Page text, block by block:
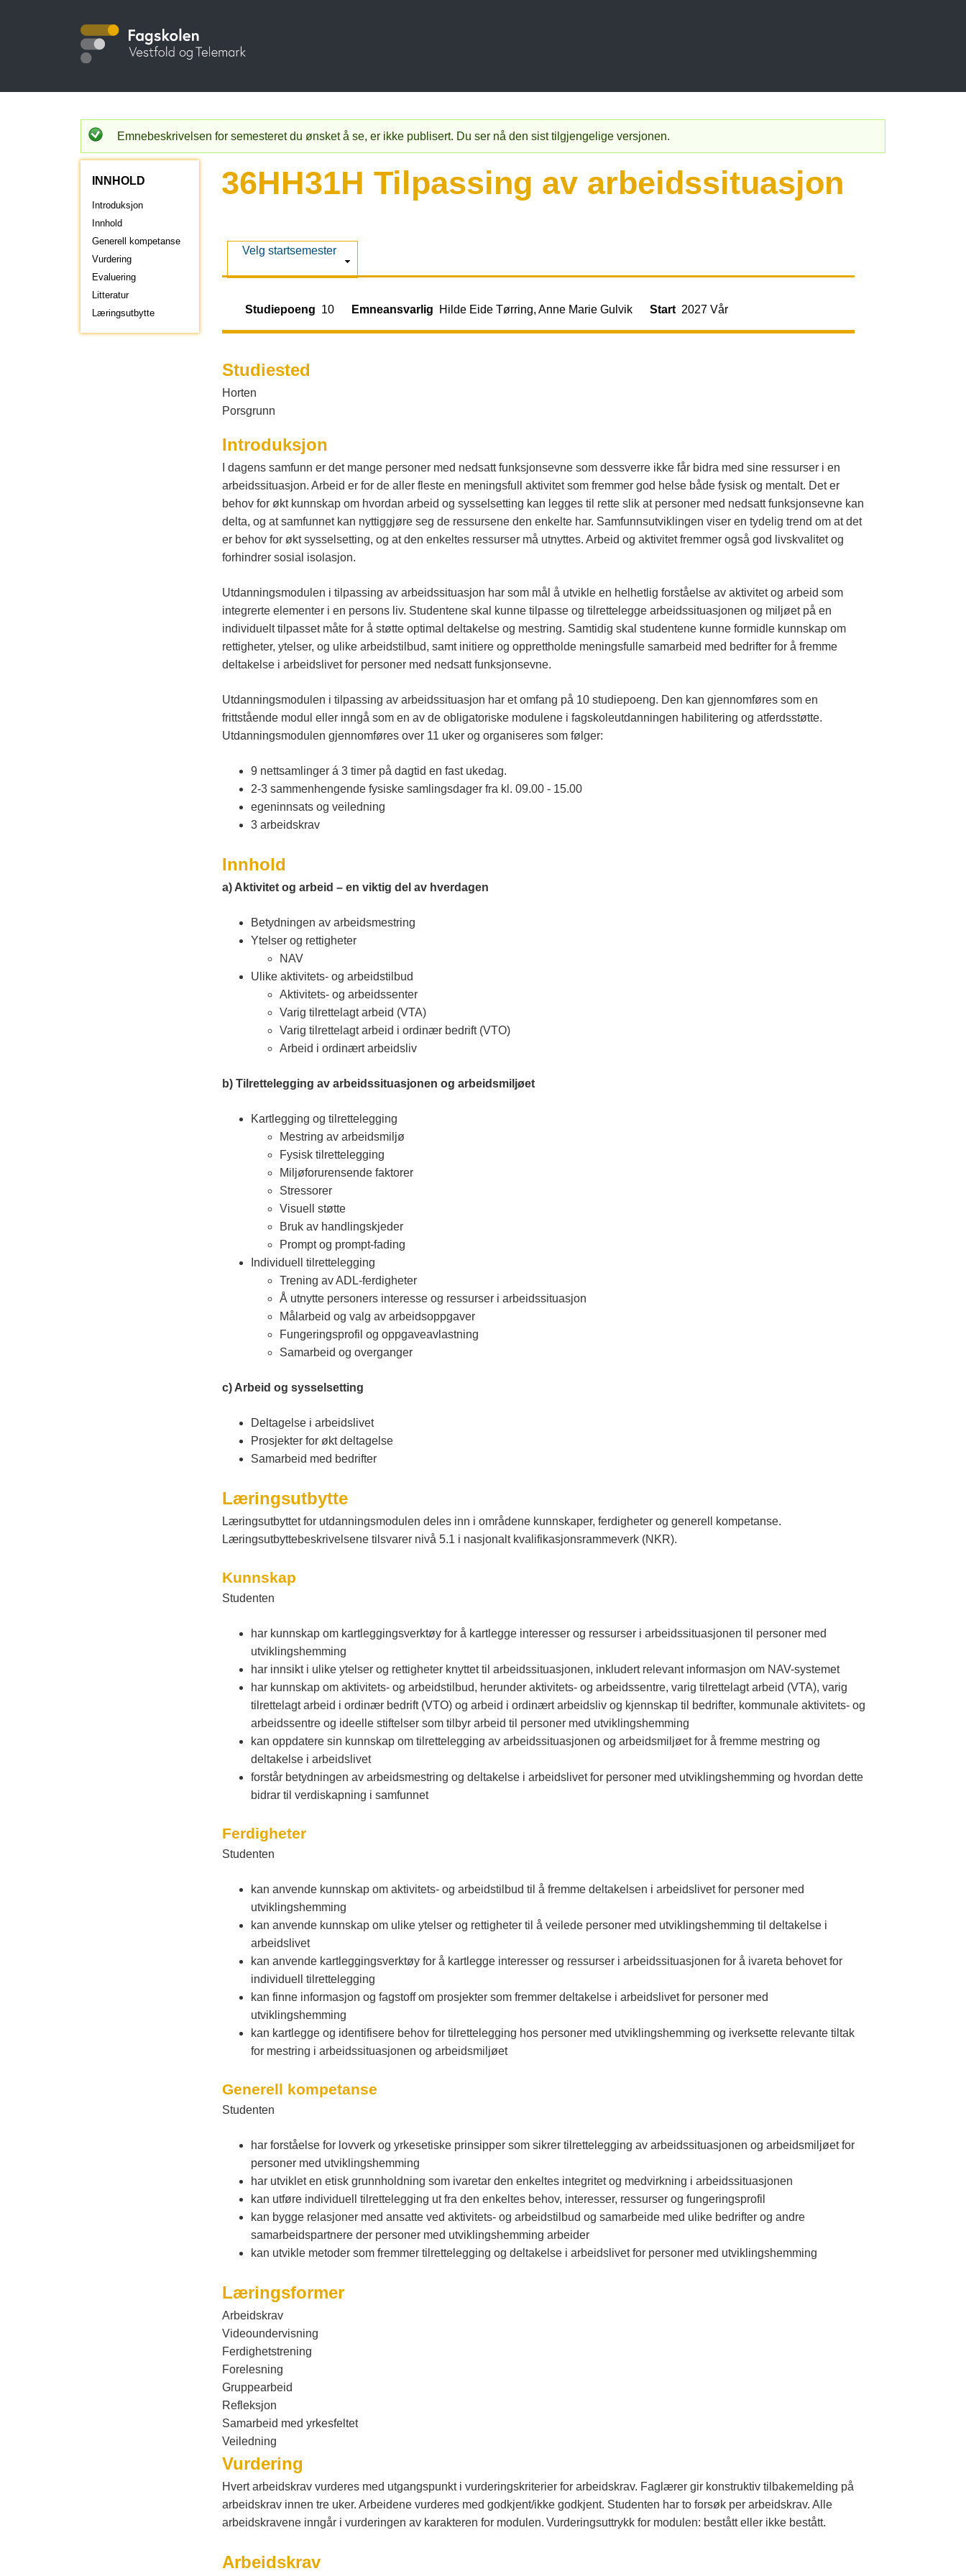
S
t
u
d
e
k
a
S
t
a
t
u
s
m
l
Emnebeskrivelsen for semesteret du ønsket å se, er ikke publisert. Du ser nå den sist tilgjengelige versjonen.
36HH31H Tilpassing av arbeidssituasjon
V
Velg startsemester
INNHOLD
Introduksjon
Innhold
Generell kompetanse
Vurdering
Evaluering
Litteratur
Læringsutbytte
Studiepoeng 10 Emneansvarlig Hilde Eide Tørring, Anne Marie Gulvik Start 2027 Vår
Studiested
Horten
Porsgrunn
Introduksjon
I dagens samfunn er det mange personer med nedsatt funksjonsevne som dessverre ikke får bidra med sine ressurser i en
arbeidssituasjon. Arbeid er for de aller fleste en meningsfull aktivitet som fremmer god helse både fysisk og mentalt. Det er
behov for økt kunnskap om hvordan arbeid og sysselsetting kan legges til rette slik at personer med nedsatt funksjonsevne kan
delta, og at samfunnet kan nyttiggjøre seg de ressursene den enkelte har. Samfunnsutviklingen viser en tydelig trend om at det
er behov for økt sysselsetting, og at den enkeltes ressurser må utnyttes. Arbeid og aktivitet fremmer også god livskvalitet og
forhindrer sosial isolasjon.
Utdanningsmodulen i tilpassing av arbeidssituasjon har som mål å utvikle en helhetlig forståelse av aktivitet og arbeid som
integrerte elementer i en persons liv. Studentene skal kunne tilpasse og tilrettelegge arbeidssituasjonen og miljøet på en
individuelt tilpasset måte for å støtte optimal deltakelse og mestring. Samtidig skal studentene kunne formidle kunnskap om
rettigheter, ytelser, og ulike arbeidstilbud, samt initiere og opprettholde meningsfulle samarbeid med bedrifter for å fremme
deltakelse i arbeidslivet for personer med nedsatt funksjonsevne.
Utdanningsmodulen i tilpassing av arbeidssituasjon har et omfang på 10 studiepoeng. Den kan gjennomføres som en
frittstående modul eller inngå som en av de obligatoriske modulene i fagskoleutdanningen habilitering og atferdsstøtte.
Utdanningsmodulen gjennomføres over 11 uker og organiseres som følger:
9 nettsamlinger á 3 timer på dagtid en fast ukedag.
2-3 sammenhengende fysiske samlingsdager fra kl. 09.00 - 15.00
egeninnsats og veiledning
3 arbeidskrav
Innhold
a) Aktivitet og arbeid – en viktig del av hverdagen
Betydningen av arbeidsmestring
Ytelser og rettigheter
NAV
Ulike aktivitets- og arbeidstilbud
Aktivitets- og arbeidssenter
Varig tilrettelagt arbeid (VTA)
Varig tilrettelagt arbeid i ordinær bedrift (VTO)
Arbeid i ordinært arbeidsliv
b) Tilrettelegging av arbeidssituasjonen og arbeidsmiljøet
Kartlegging og tilrettelegging
Mestring av arbeidsmiljø
Fysisk tilrettelegging
Miljøforurensende faktorer
Stressorer
Visuell støtte
Bruk av handlingskjeder
Prompt og prompt-fading
Individuell tilrettelegging
Trening av ADL-ferdigheter
Å utnytte personers interesse og ressurser i arbeidssituasjon
Målarbeid og valg av arbeidsoppgaver
Fungeringsprofil og oppgaveavlastning
Samarbeid og overganger
c) Arbeid og sysselsetting
Deltagelse i arbeidslivet
Prosjekter for økt deltagelse
Samarbeid med bedrifter
Læringsutbytte
Læringsutbyttet for utdanningsmodulen deles inn i områdene kunnskaper, ferdigheter og generell kompetanse.
Læringsutbyttebeskrivelsene tilsvarer nivå 5.1 i nasjonalt kvalifikasjonsrammeverk (NKR).
Kunnskap
Studenten
har kunnskap om kartleggingsverktøy for å kartlegge interesser og ressurser i arbeidssituasjonen til personer med
utviklingshemming
har innsikt i ulike ytelser og rettigheter knyttet til arbeidssituasjonen, inkludert relevant informasjon om NAV-systemet
har kunnskap om aktivitets- og arbeidstilbud, herunder aktivitets- og arbeidssentre, varig tilrettelagt arbeid (VTA), varig
tilrettelagt arbeid i ordinær bedrift (VTO) og arbeid i ordinært arbeidsliv og kjennskap til bedrifter, kommunale aktivitets- og
arbeidssentre og ideelle stiftelser som tilbyr arbeid til personer med utviklingshemming
kan oppdatere sin kunnskap om tilrettelegging av arbeidssituasjonen og arbeidsmiljøet for å fremme mestring og
deltakelse i arbeidslivet
forstår betydningen av arbeidsmestring og deltakelse i arbeidslivet for personer med utviklingshemming og hvordan dette
bidrar til verdiskapning i samfunnet
Ferdigheter
Studenten
kan anvende kunnskap om aktivitets- og arbeidstilbud til å fremme deltakelsen i arbeidslivet for personer med
utviklingshemming
kan anvende kunnskap om ulike ytelser og rettigheter til å veilede personer med utviklingshemming til deltakelse i
arbeidslivet
kan anvende kartleggingsverktøy for å kartlegge interesser og ressurser i arbeidssituasjonen for å ivareta behovet for
individuell tilrettelegging
kan finne informasjon og fagstoff om prosjekter som fremmer deltakelse i arbeidslivet for personer med
utviklingshemming
kan kartlegge og identifisere behov for tilrettelegging hos personer med utviklingshemming og iverksette relevante tiltak
for mestring i arbeidssituasjonen og arbeidsmiljøet
Generell kompetanse
Studenten
har forståelse for lovverk og yrkesetiske prinsipper som sikrer tilrettelegging av arbeidssituasjonen og arbeidsmiljøet for
personer med utviklingshemming
har utviklet en etisk grunnholdning som ivaretar den enkeltes integritet og medvirkning i arbeidssituasjonen
kan utføre individuell tilrettelegging ut fra den enkeltes behov, interesser, ressurser og fungeringsprofil
kan bygge relasjoner med ansatte ved aktivitets- og arbeidstilbud og samarbeide med ulike bedrifter og andre
samarbeidspartnere der personer med utviklingshemming arbeider
kan utvikle metoder som fremmer tilrettelegging og deltakelse i arbeidslivet for personer med utviklingshemming
Læringsformer
Arbeidskrav
Videoundervisning
Ferdighetstrening
Forelesning
Gruppearbeid
Refleksjon
Samarbeid med yrkesfeltet
Veiledning
Vurdering
Hvert arbeidskrav vurderes med utgangspunkt i vurderingskriterier for arbeidskrav. Faglærer gir konstruktiv tilbakemelding på
arbeidskrav innen tre uker. Arbeidene vurderes med godkjent/ikke godkjent. Studenten har to forsøk per arbeidskrav. Alle
arbeidskravene inngår i vurderingen av karakteren for modulen. Vurderingsuttrykk for modulen: bestått eller ikke bestått.
Arbeidskrav